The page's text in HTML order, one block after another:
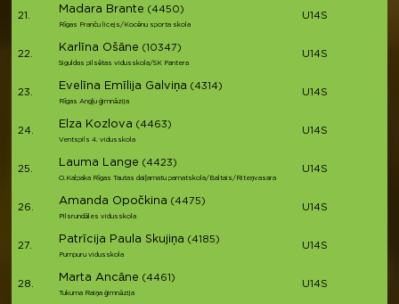
21.
Madara Brante (4450)
Rīgas Franču licejs/Kocēnu sporta skola
U14S
22.
Karlīna Ošāne (10347)
Siguldas pilsētas vidusskola/SK Pantera
U14S
23.
Evelīna Emīlija Galviņa (4314)
Rīgas Angļu ģimnāzija
U14S
24.
Elza Kozlova (4463)
Ventspils 4. vidusskola
U14S
25.
Lauma Lange (4423)
O.Kalpaka Rīgas Tautas daiļamatu pamatskola/Baltais/Riteņvasara
U14S
26.
Amanda Opočkina (4475)
Pilsrundāles vidusskola
U14S
27.
Patrīcija Paula Skujiņa (4185)
Pumpuru vidusskola
U14S
28.
Marta Ancāne (4461)
Tukuma Raiņa ģimnāzija
U14S